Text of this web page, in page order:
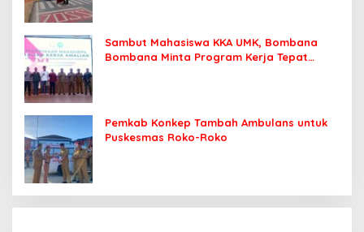
Sambut Mahasiswa KKA UMK, Bombana
Bombana Minta Program Kerja Tepat
Pemkab Konkep Tambah Ambulans untuk
Puskesmas Roko-Roko